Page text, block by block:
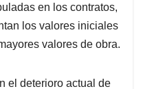
en los contratos,
los valores iniciales
valores de obra.
el deterioro actual de